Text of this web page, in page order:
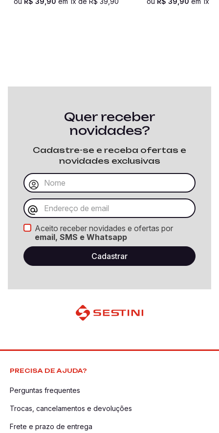
Quer receber
novidades?
Cadastre-se e receba ofertas e
novidades exclusivas
Aceito receber novidades e ofertas por
email, SMS e Whatsapp
PRECISA DE AJUDA?
Perguntas frequentes
Trocas, cancelamentos e devoluções
Frete e prazo de entrega